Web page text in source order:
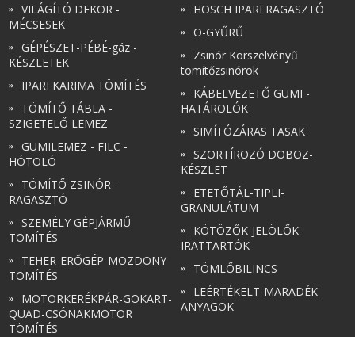
VILÁGÍTÓ DEKOR -
MÉCSESEK
GÉPÉSZET-PÉBÉ-gáz -
KÉSZLETEK
IPARI KARIMA TÖMÍTÉS
TÖMÍTŐ TÁBLA -
SZIGETELŐ LEMEZ
GUMILEMEZ - FILC -
HÓTOLÓ
TÖMÍTŐ ZSINÓR -
RAGASZTÓ
SZEMÉLY GÉPJÁRMŰ
TÖMÍTÉS
TEHER-ERŐGÉP-MOZDONY
TÖMÍTÉS
MOTORKERÉKPÁR-GOKART-
QUAD-CSÓNAKMOTOR
TÖMÍTÉS
HOSCH IPARI RAGASZTÓ
O-GYŰRŰ
Zsinór Körszelvényű
tömítőzsinórok
KÁBELVEZETŐ GUMI -
HATÁROLÓK
SIMÍTÓZÁRAS TASAK
SZORTÍROZÓ DOBOZ-
KÉSZLET
ETETŐTÁL-TIPLI-
GRANULÁTUM
KÖTÖZŐK-JELÖLŐK-
IRATTARTÓK
TÖMLŐBILINCS
LEÉRTÉKELT-MARADÉK
ANYAGOK